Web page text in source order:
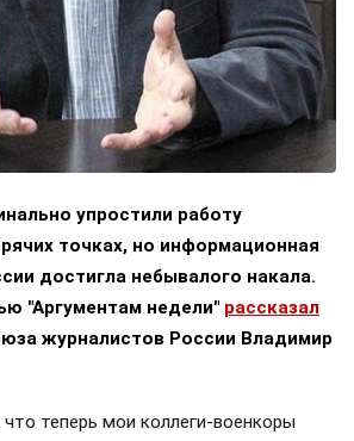
упростили работу
точках, но информационная
достигла небывалого накала.
"Аргументам недели" рассказал
журналистов России Владимир
теперь мои коллеги-военкоры